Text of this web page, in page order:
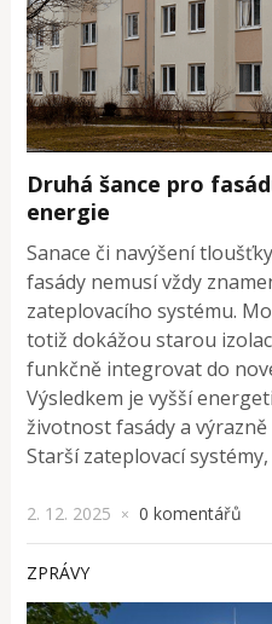
Druhá šance pro
energie
Sanace či navýšení
fasády nemusí vždy
zateplovacího systému.
totiž dokážou starou
funkčně integrovat do
Výsledkem je vyšší
životnost fasády a
Starší zateplovací
2. 12. 2025 × 0 komentářů
ZPRÁVY